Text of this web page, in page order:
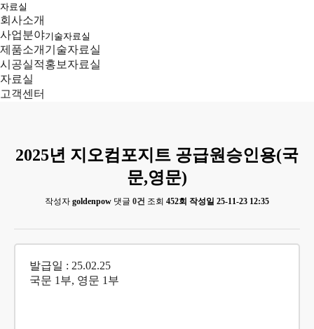
자료실
회사소개
사업분야
제품소개
시공실적
자료실
고객센터
기술자료실
기술자료실
홍보자료실
2025년 지오컴포지트 공급원승인용(국
문,영문)
작성자 goldenpow 댓글 0건 조회 452회 작성일 25-11-23 12:35
발급일 : 25.02.25
국문 1부, 영문 1부